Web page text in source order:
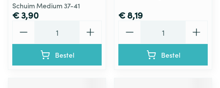
Schuim Medium 37-41
€ 3,90
Bestel
€ 8,19
Bestel